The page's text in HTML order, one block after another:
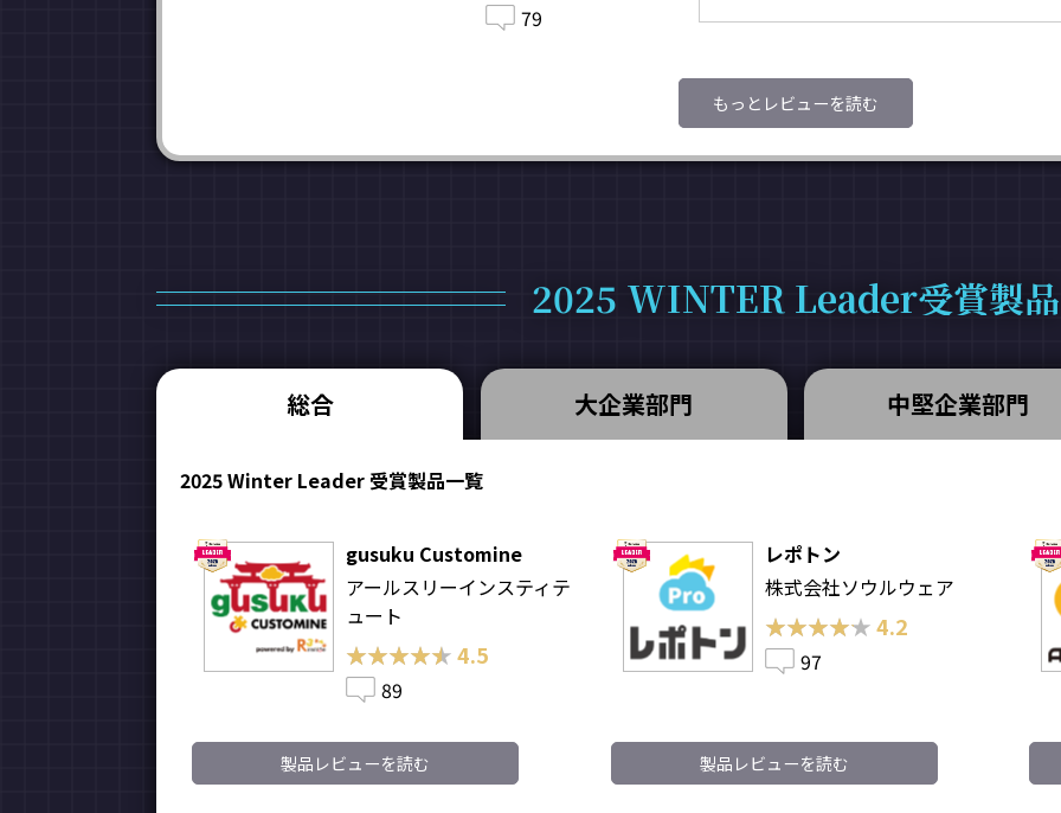
79
もっとレビューを読む
2025 WINTER Leader受賞製品
総合 大企業部門 中堅企業部門
2025 Winter Leader 受賞製品一覧
gusuku Customine
アールスリーインスティテ
ュート
★★★★★
★★★★★4.5
89
製品レビューを読む
レポトン
株式会社ソウルウェア
★★★★★
★★★★★4.2
97
製品レビューを読む